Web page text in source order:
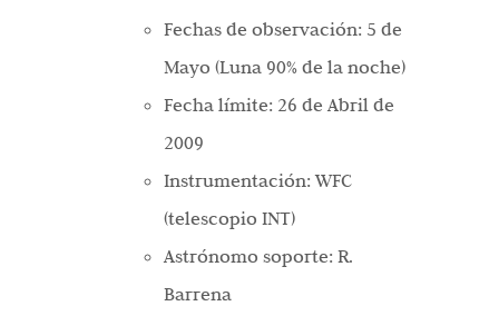
Fechas de observación: 5 de
Mayo (Luna 90% de la noche)
Fecha límite: 26 de Abril de
2009
Instrumentación: WFC
(telescopio INT)
Astrónomo soporte: R.
Barrena